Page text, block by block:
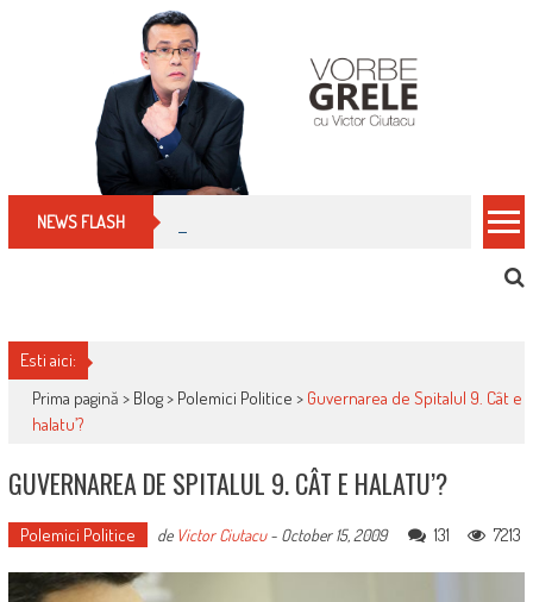
NEWS FLASH Cum îți schimbi, rapid, gratuit și eficient,
Esti aici:
Prima pagină > Blog> Polemici Politice > Guvernarea de Spitalul 9. Cât e
halatu’?
GUVERNAREA DE SPITALUL 9. CÂT E HALATU’?
Polemici Politice de Victor Ciutacu- October 15, 2009 131 7213